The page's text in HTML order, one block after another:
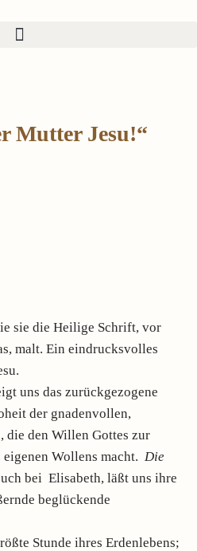
Mutter Jesu!“
sie die Heilige Schrift, vor
malt. Ein eindrucksvolles
uns das zurückgezogene
der gnadenvollen,
die den Willen Gottes zur
Wollens macht. Die
bei Elisabeth, läßt uns ihre
beglückende
Stunde ihres Erdenlebens;